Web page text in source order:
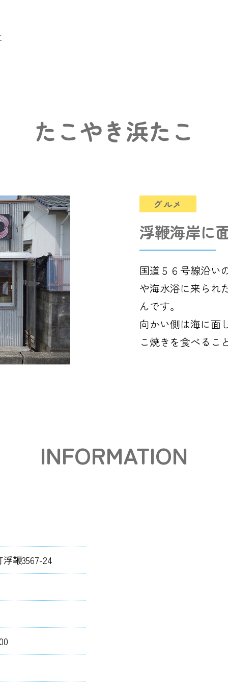
たこやき浜たこ
グルメ
浮鞭海岸に
国道５６号線沿い
や海水浴に来られ
んです。
向かい側は海に面
こ焼きを食べるこ
INFORMATION
鞭3567-24